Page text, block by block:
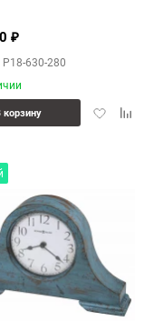
₽
630-280
корзину